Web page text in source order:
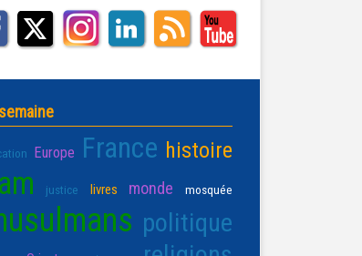
Europe France histoire
justice livres monde mosquée
politique